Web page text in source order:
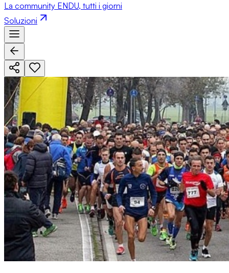
La community ENDU, tutti i giorni
Soluzioni